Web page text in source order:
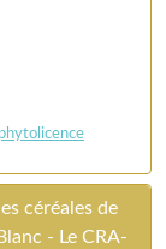
céréales de
- Le CRA-